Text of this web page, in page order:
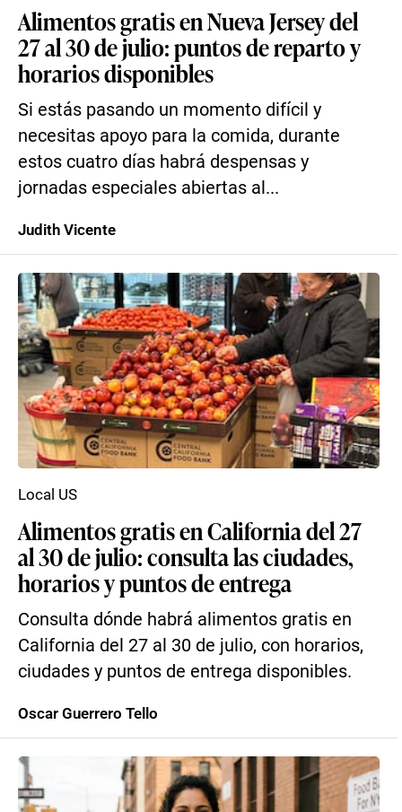
Alimentos gratis en Nueva Jersey del
27 al 30 de julio: puntos de reparto y
horarios disponibles
Si estás pasando un momento difícil y
necesitas apoyo para la comida, durante
estos cuatro días habrá despensas y
jornadas especiales abiertas al...
Judith Vicente
Alimentos gratis en California del 27
al 30 de julio: consulta las ciudades,
horarios y puntos de entrega
Consulta dónde habrá alimentos gratis en
California del 27 al 30 de julio, con horarios,
ciudades y puntos de entrega disponibles.
Local US
Oscar Guerrero Tello